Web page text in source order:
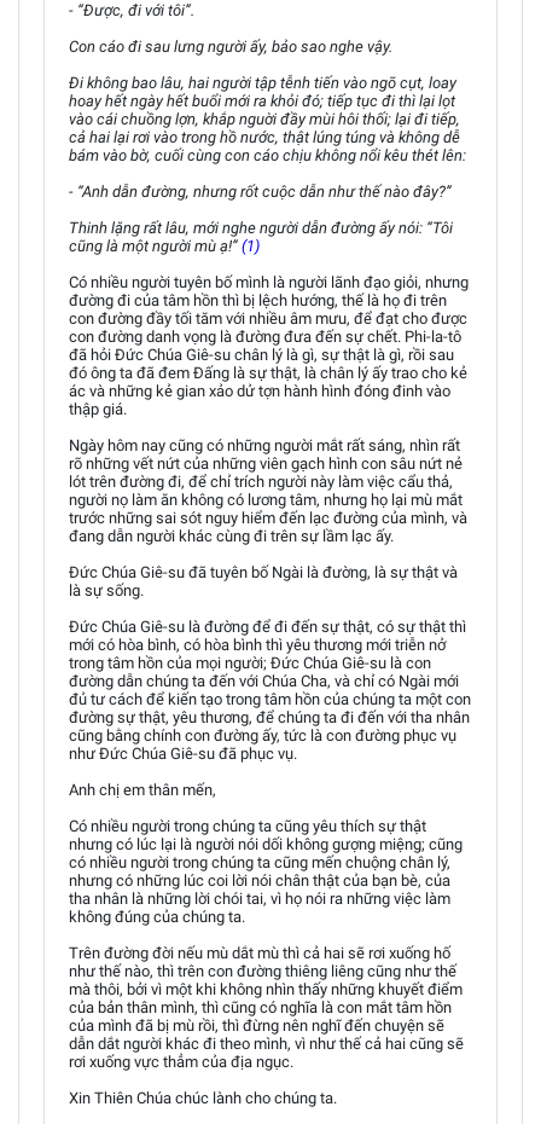
- “Được, đi với tôi”.
Con cáo đi sau lưng người ấy, bảo sao nghe vậy.
Đi không bao lâu, hai người tập tễnh tiến vào ngõ cụt, loay
hoay hết ngày hết buổi mới ra khỏi đó; tiếp tục đi thì lại lọt
vào cái chuồng lợn, khắp nguời đầy mùi hôi thối; lại đi tiếp,
cả hai lại rơi vào trong hồ nước, thật lúng túng và không dễ
bám vào bờ, cuối cùng con cáo chịu không nổi kêu thét lên:
- “Anh dẫn đường, nhưng rốt cuộc dẫn như thế nào đây?”
Thinh lặng rất lâu, mới nghe người dẫn đường ấy nói: “Tôi
cũng là một người mù ạ!” (1)
Có nhiều người tuyên bố mình là người lãnh đạo giỏi, nhưng
đường đi của tâm hồn thì bị lệch hướng, thế là họ đi trên
con đường đầy tối tăm với nhiều âm mưu, để đạt cho được
con đường danh vọng là đường đưa đến sự chết. Phi-la-tô
đã hỏi Đức Chúa Giê-su chân lý là gì, sự thật là gì, rồi sau
đó ông ta đã đem Đấng là sự thật, là chân lý ấy trao cho kẻ
ác và những kẻ gian xảo dử tợn hành hình đóng đinh vào
thập giá.
Ngày hôm nay cũng có những người mắt rất sáng, nhìn rất
rõ những vết nứt của những viên gạch hình con sâu nứt nẻ
lót trên đường đi, để chỉ trích người này làm việc cẩu thả,
người nọ làm ăn không có lương tâm, nhưng họ lại mù mắt
trước những sai sót nguy hiểm đến lạc đường của mình, và
đang dẫn người khác cùng đi trên sự lầm lạc ấy.
Đức Chúa Giê-su đã tuyên bố Ngài là đường, là sự thật và
là sự sống.
Đức Chúa Giê-su là đường để đi đến sự thật, có sự thật thì
mới có hòa bình, có hòa bình thì yêu thương mới triễn nở
trong tâm hồn của mọi người; Đức Chúa Giê-su là con
đường dẫn chúng ta đến với Chúa Cha, và chỉ có Ngài mới
đủ tư cách để kiến tạo trong tâm hồn của chúng ta một con
đường sự thật, yêu thương, để chúng ta đi đến với tha nhân
cũng bằng chính con đường ấy, tức là con đường phục vụ
như Đức Chúa Giê-su đã phục vụ.
Anh chị em thân mến,
Có nhiều người trong chúng ta cũng yêu thích sự thật
nhưng có lúc lại là người nói dối không gượng miệng; cũng
có nhiều người trong chúng ta cũng mến chuộng chân lý,
nhưng có những lúc coi lời nói chân thật của bạn bè, của
tha nhân là những lời chói tai, vì họ nói ra những việc làm
không đúng của chúng ta.
Trên đường đời nếu mù dắt mù thì cả hai sẽ rơi xuống hố
như thế nào, thì trên con đường thiêng liêng cũng như thế
mà thôi, bởi vì một khi không nhìn thấy những khuyết điểm
của bản thân mình, thì cũng có nghĩa là con mắt tâm hồn
của mình đã bị mù rồi, thì đừng nên nghĩ đến chuyện sẽ
dẫn dắt người khác đi theo mình, vì như thế cả hai cũng sẽ
rơi xuống vực thẳm của địa ngục.
Xin Thiên Chúa chúc lành cho chúng ta.